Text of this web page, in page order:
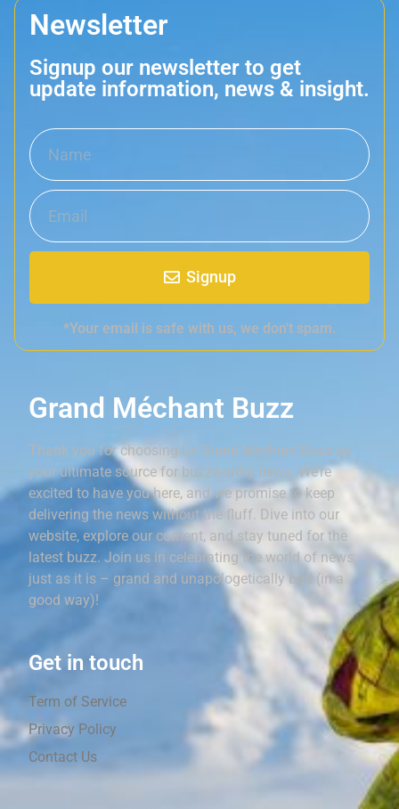
Newsletter
Signup our newsletter to get
update information, news & insight.
Signup
*Your email is safe with us, we don't spam.
Grand Méchant Buzz
Thank you for choosing Le Grand Méchant Buzz as
your ultimate source for buzzworthy news. We’re
excited to have you here, and we promise to keep
delivering the news without the fluff. Dive into our
website, explore our content, and stay tuned for the
latest buzz. Join us in celebrating the world of news,
just as it is – grand and unapologetically bad (in a
good way)!
Get in touch
Term of Service
Privacy Policy
Contact Us